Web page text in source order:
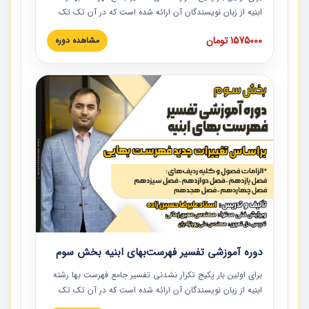
ابنیه از زبان نویسندگان آن ارائه شده است که در آن تک تک
ردیف ها و مطالب فهرست بها تفسیر و ارائه شده است. این
دوره به صورت کامل تصویری بوده و به همراه تصاویر عملیات
دوره با کلام مهندس علیرضاحسین‌زاده مدیر پروژه مهندسی
مشاور در امر بازنگری فهرست بها رشته ابنیه ارائه شده و به تمام
همکارانی که در حوزه صنعت ساخت در حال فعالیت هستند حتما
توصیه می کنیم از مطالب این دوره استفاده نمایند.
1575000 تومان مشاهده دوره
دوره آموزشی تفسیر فهرست‌بهای ابنیه بخش سوم
برای اولین بار پکیج تکرار نشدنی تفسیر جامع فهرست بها رشته
ابنیه از زبان نویسندگان آن ارائه شده است که در آن تک تک
ردیف ها و مطالب فهرست بها تفسیر و ارائه شده است. این